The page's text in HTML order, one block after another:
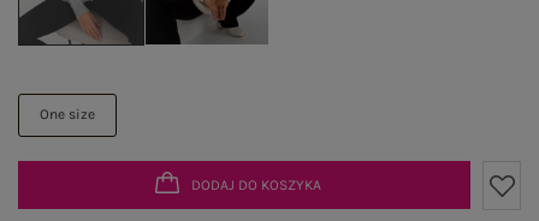
One size
DODAJ DO KOSZYKA